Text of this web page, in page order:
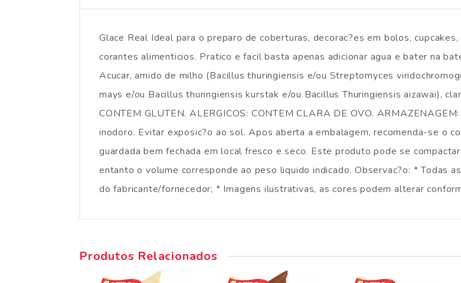
Glace Real Ideal para o preparo de coberturas, decorac?es em bolos,
corantes alimenticios. Pratico e facil basta apenas adicionar agua e bater na
Acucar, amido de milho (Bacillus thuringiensis e/ou Streptomyces
mays e/ou Bacillus thuringiensis kurstak e/ou Bacillus Thuringiensis aizawai),
CONTEM GLUTEN. ALERGICOS: CONTEM CLARA DE OVO.
inodoro. Evitar exposic?o ao sol. Apos aberta a embalagem, recomenda-se o
guardada bem fechada em local fresco e seco. Este produto pode se
entanto o volume corresponde ao peso liquido indicado. Observac?o: * Todas
do fabricante/fornecedor; * Imagens ilustrativas, as cores podem alterar
Produtos Relacionados